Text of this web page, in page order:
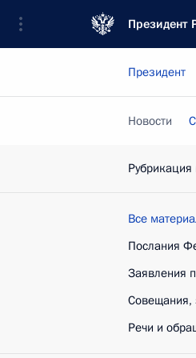
Президент
Президент
Новости
Все
Послания
Заявления
Совещания,
Речи и